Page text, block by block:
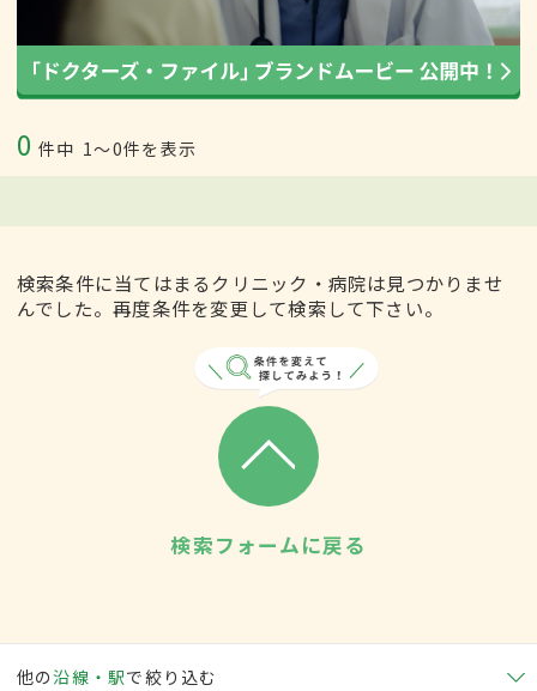
0 件中 1〜0件を表示
検索条件に当てはまるクリニック・病院は見つかりませ
んでした。再度条件を変更して検索して下さい。
検索フォームに戻る
他の沿線・駅で絞り込む